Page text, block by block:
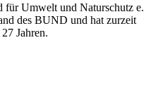
Umwelt und Naturschutz e.
des BUND und hat zurzeit
Jahren.